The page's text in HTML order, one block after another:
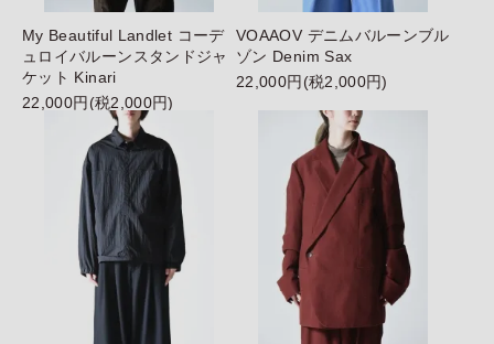
My Beautiful Landlet コーデ
ュロイバルーンスタンドジャ
ケット Kinari
22,000円(税2,000円)
VOAAOV デニムバルーンブル
ゾン Denim Sax
22,000円(税2,000円)